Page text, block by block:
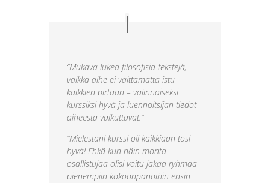
“Mukava lukea filosofisia tekstejä,
vaikka aihe ei välttämättä istu
kaikkien pirtaan – valinnaiseksi
kurssiksi hyvä ja luennoitsijan tiedot
aiheesta vaikuttavat.”
”Mielestäni kurssi oli kaikkiaan tosi
hyvä! Ehkä kun näin monta
osallistujaa olisi voitu jakaa ryhmää
pienempiin kokoonpanoihin ensin